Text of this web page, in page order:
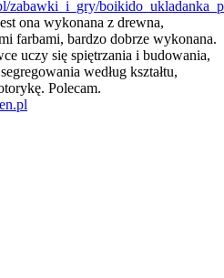
zabawki_i_gry/
ona wykonana z drewna,
farbami, bardzo dobrze wykonana.
uczy się spiętrzania i budowania,
według kształtu,
Polecam.